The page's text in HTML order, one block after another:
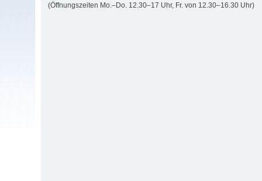
(Öffnungszeiten Mo.–Do. 12.30–17 Uhr, Fr. von 12.30–16.30 Uhr)